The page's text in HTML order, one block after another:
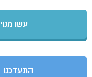
עשו
התעדכנו